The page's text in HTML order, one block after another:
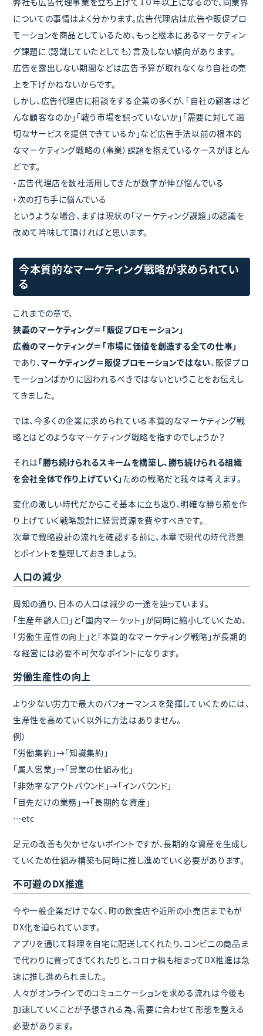
についての事情はよく分かります。広告代理店は広告や販促プロ
モーションを商品としているため、もっと根本にあるマーケティン
グ課題に（認識していたとしても）言及しない傾向があります。
広告を露出しない期間などは広告予算が取れなくなり自社の売
上を下げかねないからです。
しかし、広告代理店に相談をする企業の多くが、「自社の顧客はど
んな顧客なのか」「戦う市場を誤っていないか」「需要に対して適
切なサービスを提供できているか」など広告手法以前の根本的
なマーケティング戦略の（事業）課題を抱えているケースがほとん
どです。
・広告代理店を数社活用してきたが数字が伸び悩んでいる
・次の打ち手に悩んでいる
というような場合、まずは現状の「マーケティング課題」の認識を
改めて吟味して頂ければと思います。
今本質的なマーケティング戦略が求められてい
る
これまでの章で、
狭義のマーケティング＝「販促プロモーション」
広義のマーケティング＝「市場に価値を創造する全ての仕事」
であり、マーケティング＝販促プロモーションではない、販促プロ
モーションばかりに囚われるべきではないということをお伝えし
てきました。
では、今多くの企業に求められている本質的なマーケティング戦
略とはどのようなマーケティング戦略を指すのでしょうか？
それは「勝ち続けられるスキームを構築し、勝ち続けられる組織
を会社全体で作り上げていく」 ための戦略だと我々は考えます。
変化の激しい時代だからこそ基本に立ち返り、明確な勝ち筋を作
り上げていく戦略設計に経営資源を費やすべきです。
次章で戦略設計の流れを確認する前に、本章で現代の時代背景
とポイントを整理しておきましょう。
人口の減少
周知の通り、日本の人口は減少の一途を辿っています。
「生産年齢人口」と「国内マーケット」が同時に縮小していくため、
「労働生産性の向上」と「本質的なマーケティング戦略」が長期的
な経営には必要不可欠なポイントになります。
労働生産性の向上
より少ない労力で最大のパフォーマンスを発揮していくためには、
生産性を高めていく以外に方法はありません。
例）
「労働集約」→「知識集約」
「属人営業」→「営業の仕組み化」
「非効率なアウトバウンド」→「インバウンド」
「目先だけの業務」→「長期的な資産」
…etc
足元の改善も欠かせないポイントですが、長期的な資産を生成し
ていくため仕組み構築も同時に推し進めていく必要があります。
不可避のDX推進
今や一般企業だけでなく、町の飲食店や近所の小売店までもが
DX化を迫られています。
アプリを通じて料理を自宅に配送してくれたり、コンビニの商品ま
で代わりに買ってきてくれたりと、コロナ禍も相まってDX推進は急
速に推し進められました。
人々がオンラインでのコミュニケーションを求める流れは今後も
加速していくことが予想される為、需要に合わせて形態を整える
必要があります。